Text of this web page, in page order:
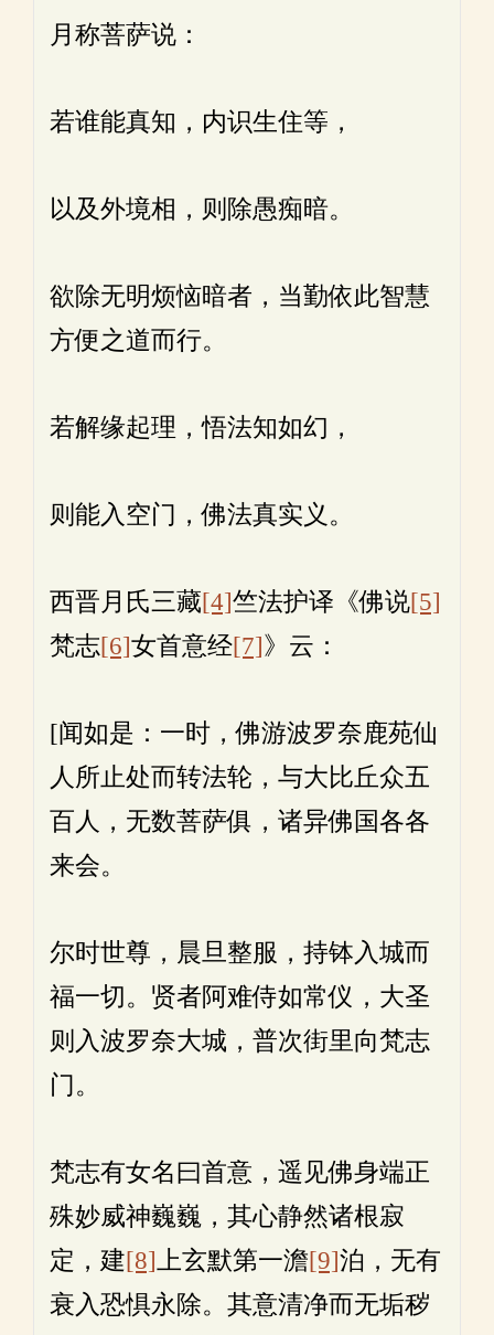
月称菩萨说：
若谁能真知，内识生住等，
以及外境相，则除愚痴暗。
欲除无明烦恼暗者，当勤依此智慧
方便之道而行。
若解缘起理，悟法知如幻，
则能入空门，佛法真实义。
西晋月氏三藏[4]竺法护译《佛说[5]
梵志[6]女首意经[7]》云：
[闻如是：一时，佛游波罗奈鹿苑仙
人所止处而转法轮，与大比丘众五
百人，无数菩萨俱，诸异佛国各各
来会。
尔时世尊，晨旦整服，持钵入城而
福一切。贤者阿难侍如常仪，大圣
则入波罗奈大城，普次街里向梵志
门。
梵志有女名曰首意，遥见佛身端正
殊妙威神巍巍，其心静然诸根寂
定，建[8]上玄默第一澹[9]泊，无有
衰入恐惧永除。其意清净而无垢秽